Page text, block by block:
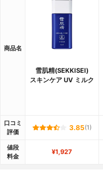
商品名
雪肌精(SEKKISEI)
スキンケア UV ミルク
口コミ
評価
3.85(1)
値段
料金
¥1,927